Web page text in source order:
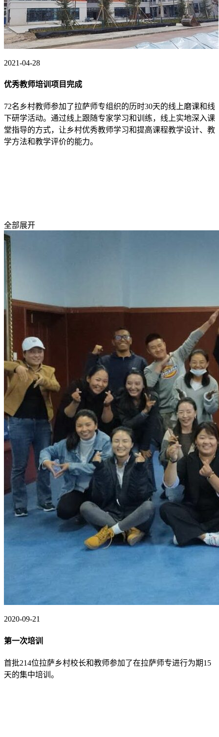
2021-04-28
优秀教师培训项目完成
72名乡村教师参加了拉萨师专组织的历时30天的线上磨课和线
下研学活动。通过线上跟随专家学习和训练，线上实地深入课
堂指导的方式，让乡村优秀教师学习和提高课程教学设计、教
学方法和教学评价的能力。
全部展开
2020-09-21
第一次培训
首批214位拉萨乡村校长和教师参加了在拉萨师专进行为期15
天的集中培训。